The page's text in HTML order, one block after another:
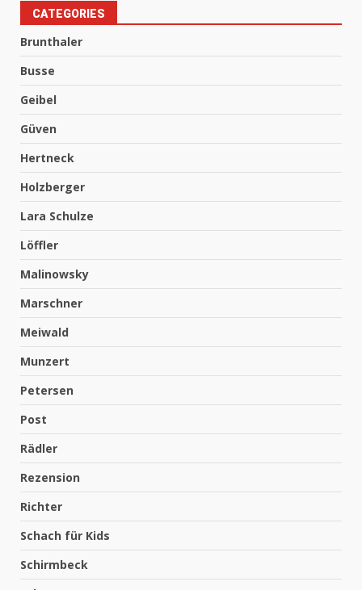
CATEGORIES
Brunthaler
Busse
Geibel
Güven
Hertneck
Holzberger
Lara Schulze
Löffler
Malinowsky
Marschner
Meiwald
Munzert
Petersen
Post
Rädler
Rezension
Richter
Schach für Kids
Schirmbeck